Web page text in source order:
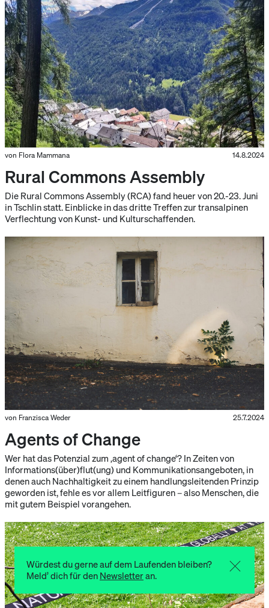
von Flora Mammana 14.8.2024
Rural Commons Assembly
Die Rural Commons Assembly (RCA) fand heuer von 20.-23. Juni
in Tschlin statt. Einblicke in das dritte Treffen zur transalpinen
Verflechtung von Kunst- und Kulturschaffenden.
von Franzisca Weder 25.7.2024
Agents of Change
Wer hat das Potenzial zum ‚agent of change‘? In Zeiten von
Informations(über)flut(ung) und Kommunikationsangeboten, in
denen auch Nachhaltigkeit zu einem handlungsleitenden Prinzip
geworden ist, fehle es vor allem Leitfiguren – also Menschen, die
mit gutem Beispiel vorangehen.
Würdest du gerne auf dem Laufenden bleiben?
Meld’ dich für den Newsletteran.